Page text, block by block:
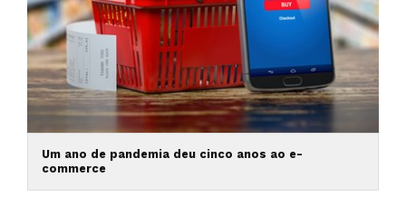
Um ano de pandemia deu cinco anos ao e-
commerce